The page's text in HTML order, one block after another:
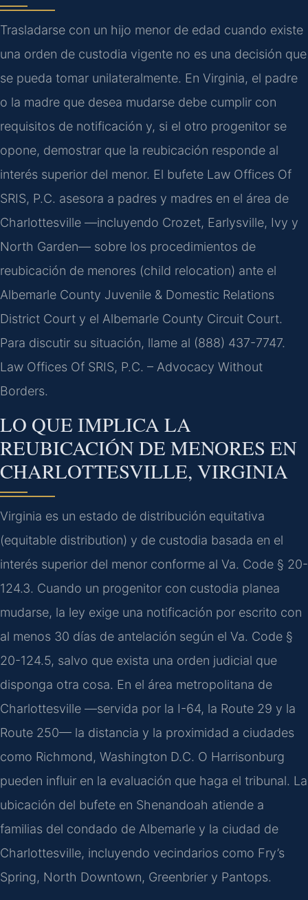
Trasladarse con un hijo menor de edad cuando existe
una orden de custodia vigente no es una decisión que
se pueda tomar unilateralmente. En Virginia, el padre
o la madre que desea mudarse debe cumplir con
requisitos de notificación y, si el otro progenitor se
opone, demostrar que la reubicación responde al
interés superior del menor. El bufete Law Offices Of
SRIS, P.C. asesora a padres y madres en el área de
Charlottesville —incluyendo Crozet, Earlysville, Ivy y
North Garden— sobre los procedimientos de
reubicación de menores (child relocation) ante el
Albemarle County Juvenile & Domestic Relations
District Court y el Albemarle County Circuit Court.
Para discutir su situación, llame al (888) 437-7747.
Law Offices Of SRIS, P.C. – Advocacy Without
Borders.
LO QUE IMPLICA LA
REUBICACIÓN DE MENORES EN
CHARLOTTESVILLE, VIRGINIA
Virginia es un estado de distribución equitativa
(equitable distribution) y de custodia basada en el
interés superior del menor conforme al Va. Code § 20-
124.3. Cuando un progenitor con custodia planea
mudarse, la ley exige una notificación por escrito con
al menos 30 días de antelación según el Va. Code §
20-124.5, salvo que exista una orden judicial que
disponga otra cosa. En el área metropolitana de
Charlottesville —servida por la I-64, la Route 29 y la
Route 250— la distancia y la proximidad a ciudades
como Richmond, Washington D.C. O Harrisonburg
pueden influir en la evaluación que haga el tribunal. La
ubicación del bufete en Shenandoah atiende a
familias del condado de Albemarle y la ciudad de
Charlottesville, incluyendo vecindarios como Fry’s
Spring, North Downtown, Greenbrier y Pantops.